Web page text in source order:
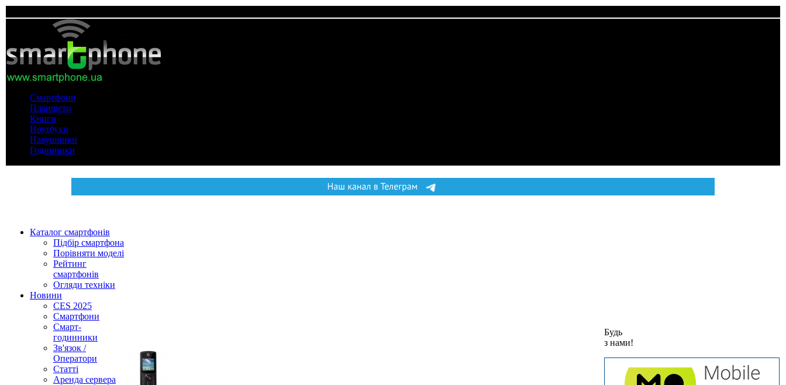
Смартфони
Планшети
Книги
Ноутбуки
Навушники
Годинники
Каталог смартфонів
Підбір смартфона
Порівняти моделі
Рейтинг
смартфонів
Огляди техніки
Новини
CES 2025
Смартфони
Смарт-
годинники
Зв'язок /
Оператори
Статті
Аренда сервера
Будь
з нами!